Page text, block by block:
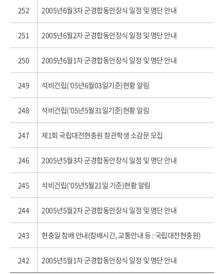
252 2005년6월3차 군경합동안장식 일정 및 명단 안내
251 2005년6월2차 군경합동안장식 일정 및 명단 안내
250 2005년6월1차 군경합동안장식 일정 및 명단 안내
249 석비건립(’05년6월03일기준)현황 알림
248 석비건립(’05년5월31일기준)현황 알림
247 제1회 국립대전현충원 참관학생 소감문 모집
246 2005년5월3차 군경합동안장식 일정 및 명단 안내
245 석비건립('05년5월21일 기준)현황 알림
244 2005년5월2차 군경합동안장식 일정 및 명단 안내
243 현충일 참배 안내(참배시간, 교통안내 등 : 국립대전현충원)
242 2005년5월1차 군경합동안장식 일정 및 명단 안내